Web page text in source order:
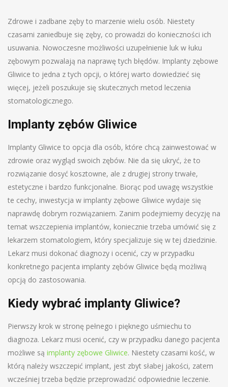
Zdrowe i zadbane zęby to marzenie wielu osób. Niestety
czasami zaniedbuje się zęby, co prowadzi do konieczności ich
usuwania. Nowoczesne możliwości uzupełnienie luk w łuku
zębowym pozwalają na naprawę tych błędów. Implanty zębowe
Gliwice to jedna z tych opcji, o której warto dowiedzieć się
więcej, jeżeli poszukuje się skutecznych metod leczenia
stomatologicznego.
Implanty zębów Gliwice
Implanty Gliwice to opcja dla osób, które chcą zainwestować w
zdrowie oraz wygląd swoich zębów. Nie da się ukryć, że to
rozwiązanie dosyć kosztowne, ale z drugiej strony trwałe,
estetyczne i bardzo funkcjonalne. Biorąc pod uwagę wszystkie
te cechy, inwestycja w implanty zębowe Gliwice wydaje się
naprawdę dobrym rozwiązaniem. Zanim podejmiemy decyzję na
temat wszczepienia implantów, koniecznie trzeba umówić się z
lekarzem stomatologiem, który specjalizuje się w tej dziedzinie.
Lekarz musi dokonać diagnozy i ocenić, czy w przypadku
konkretnego pacjenta implanty zębów Gliwice będą możliwą
opcją do zastosowania.
Kiedy wybrać implanty Gliwice?
Pierwszy krok w stronę pełnego i pięknego uśmiechu to
diagnoza. Lekarz musi ocenić, czy w przypadku danego pacjenta
możliwe są implanty zębowe Gliwice. Niestety czasami kość, w
którą należy wszczepić implant, jest zbyt słabej jakości, zatem
wcześniej trzeba będzie przeprowadzić odpowiednie leczenie.